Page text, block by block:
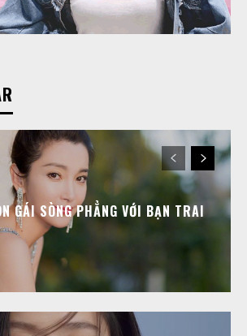
GÁI SÒNG PHẲNG VỚI BẠN TRAI